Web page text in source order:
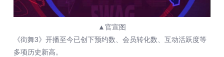
▲官宣图
《街舞3》开播至今已创下预约数、会员转化数、互动活跃度等
多项历史新高。